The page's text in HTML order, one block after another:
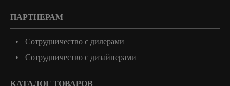
ПАРТНЕРАМ
Сотрудничество с дилерами
Сотрудничество с дизайнерами
КАТАЛОГ ТОВАРОВ